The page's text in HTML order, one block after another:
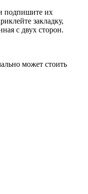
подпишите их
закладку,
с двух сторон.
может стоить